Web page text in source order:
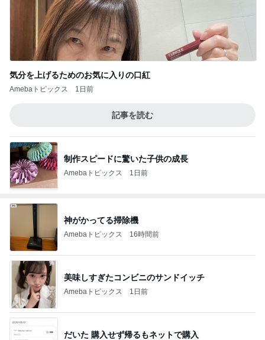
気分を上げるためのお気に入りの口紅
Amebaトピックス 1日前
記事を読む
制作スピードに驚いた子供の成長
Amebaトピックス 1日前
神がかってる掃除機
Amebaトピックス 16時間前
美味しすぎたコンビニのサンドイッチ
Amebaトピックス 1日前
だいた 購入せず帰るもネットで購入